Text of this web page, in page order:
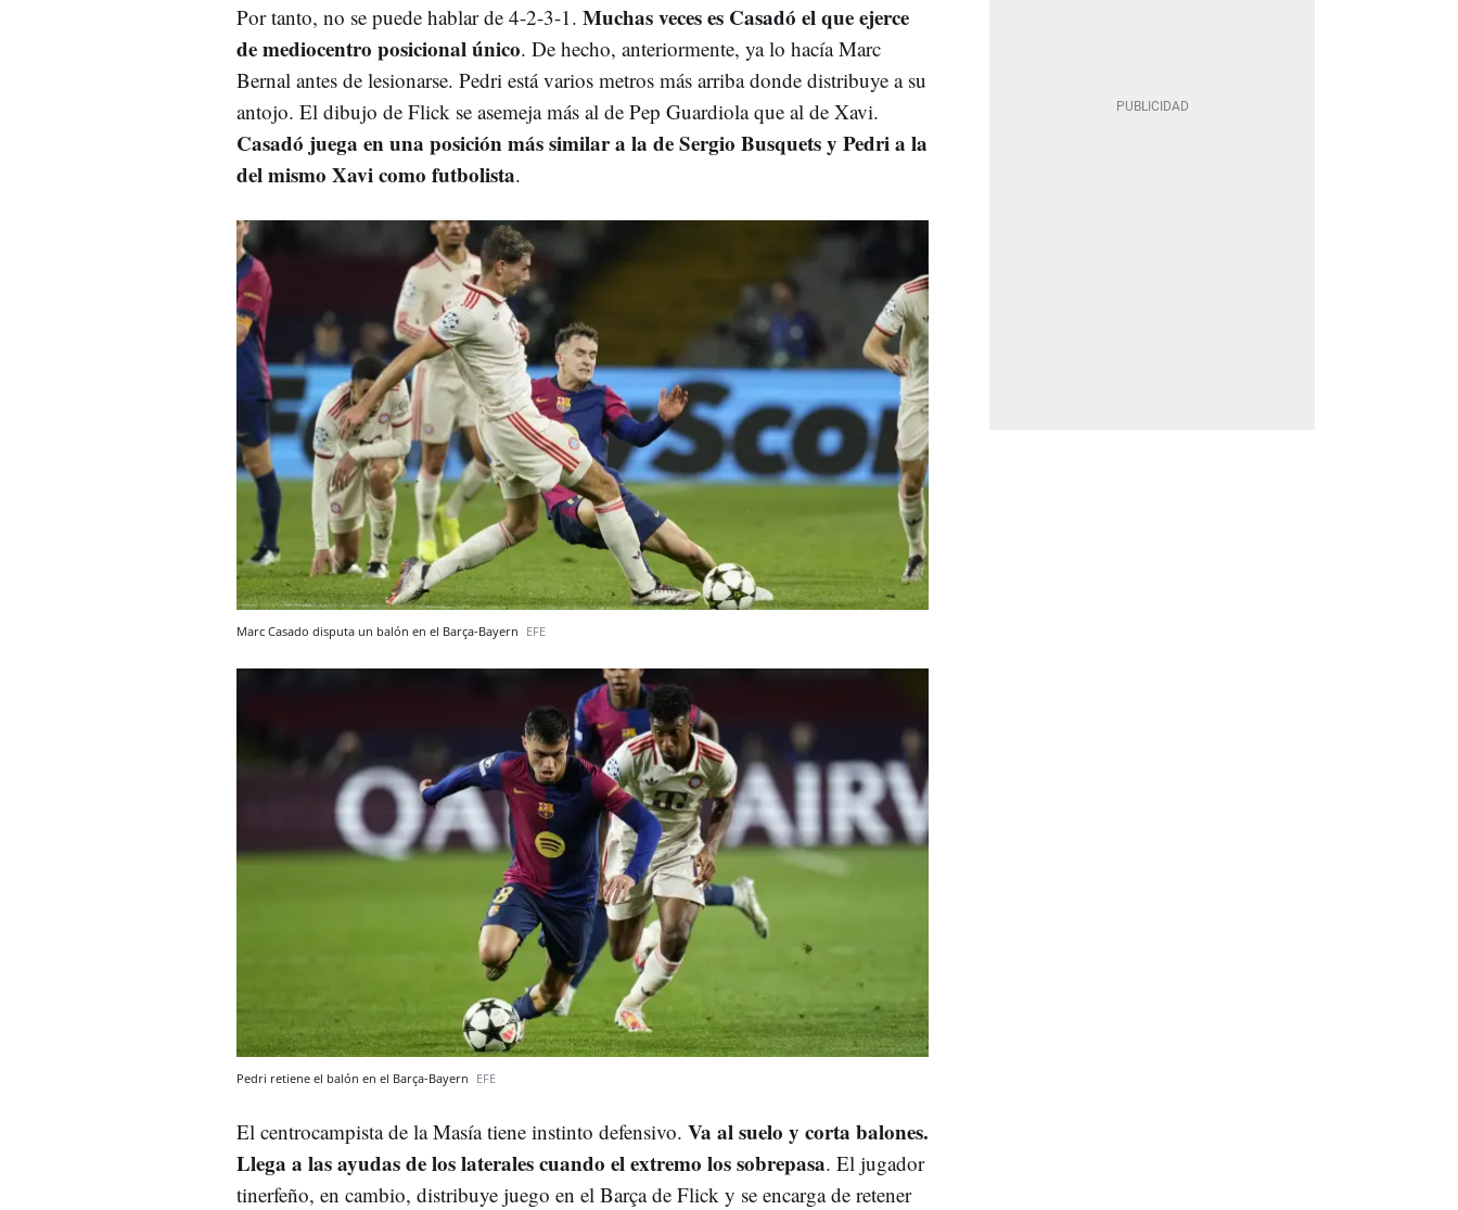
Por tanto, no se puede hablar de 4-2-3-1. Muchas veces es Casadó el que ejerce
de mediocentro posicional único. De hecho, anteriormente, ya lo hacía Marc
Bernal antes de lesionarse. Pedri está varios metros más arriba donde distribuye a su
antojo. El dibujo de Flick se asemeja más al de Pep Guardiola que al de Xavi.
Casadó juega en una posición más similar a la de Sergio Busquets y Pedri a la
del mismo Xavi como futbolista.
Marc Casado disputa un balón en el Barça-Bayern EFE
Pedri retiene el balón en el Barça-Bayern EFE
El centrocampista de la Masía tiene instinto defensivo. Va al suelo y corta balones.
Llega a las ayudas de los laterales cuando el extremo los sobrepasa. El jugador
tinerfeño, en cambio, distribuye juego en el Barça de Flick y se encarga de retener